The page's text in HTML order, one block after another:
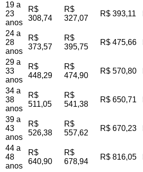
19 a
23
anos
R$
308,74
R$
327,07
R$ 393,11
24 a
28
anos
R$
373,57
R$
395,75
R$ 475,66
29 a
33
anos
R$
448,29
R$
474,90
R$ 570,80
34 a
38
anos
R$
511,05
R$
541,38
R$ 650,71
39 a
43
anos
R$
526,38
R$
557,62
R$ 670,23
44 a
48
anos
R$
640,90
R$
678,94
R$ 816,05